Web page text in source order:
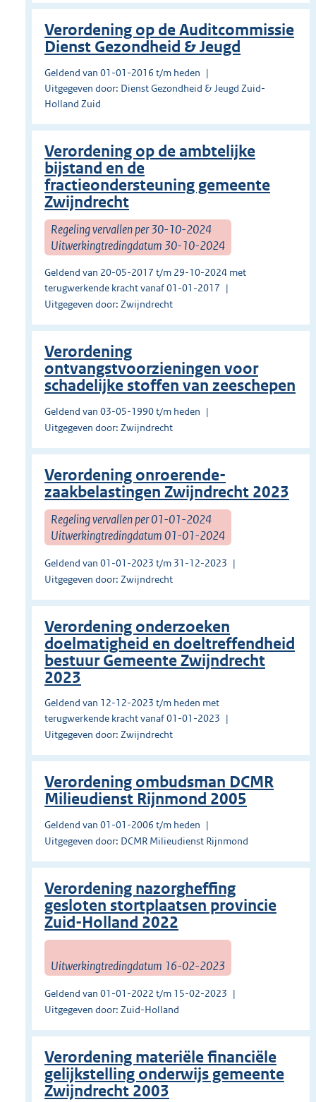
Verordening op de Auditcommissie
Dienst Gezondheid & Jeugd
Geldend van 01-01-2016 t/m heden
Uitgegeven door: Dienst Gezondheid & Jeugd Zuid-
Holland Zuid
Verordening op de ambtelijke
bijstand en de
fractieondersteuning gemeente
Zwijndrecht
Regeling vervallen per 30-10-2024
Uitwerkingtredingdatum 30-10-2024
Geldend van 20-05-2017 t/m 29-10-2024 met
terugwerkende kracht vanaf 01-01-2017
Uitgegeven door: Zwijndrecht
Verordening
ontvangstvoorzieningen voor
schadelijke stoffen van zeeschepen
Geldend van 03-05-1990 t/m heden
Uitgegeven door: Zwijndrecht
Verordening onroerende-
zaakbelastingen Zwijndrecht 2023
Regeling vervallen per 01-01-2024
Uitwerkingtredingdatum 01-01-2024
Geldend van 01-01-2023 t/m 31-12-2023
Uitgegeven door: Zwijndrecht
Verordening onderzoeken
doelmatigheid en doeltreffendheid
bestuur Gemeente Zwijndrecht
2023
Geldend van 12-12-2023 t/m heden met
terugwerkende kracht vanaf 01-01-2023
Uitgegeven door: Zwijndrecht
Verordening ombudsman DCMR
Milieudienst Rijnmond 2005
Geldend van 01-01-2006 t/m heden
Uitgegeven door: DCMR Milieudienst Rijnmond
Verordening nazorgheffing
gesloten stortplaatsen provincie
Zuid-Holland 2022
Uitwerkingtredingdatum 16-02-2023
Geldend van 01-01-2022 t/m 15-02-2023
Uitgegeven door: Zuid-Holland
Verordening materiële financiële
gelijkstelling onderwijs gemeente
Zwijndrecht 2003